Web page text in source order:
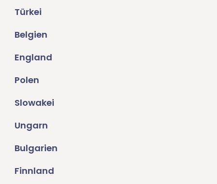
Türkei
Belgien
England
Polen
Slowakei
Ungarn
Bulgarien
Finnland